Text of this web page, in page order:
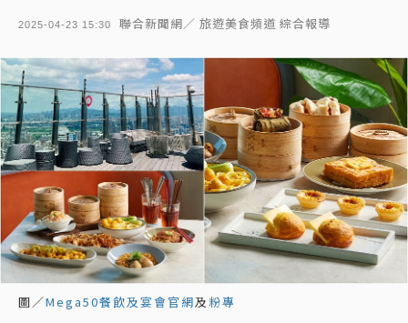
2025-04-23 15:30 聯合新聞網／ 旅遊美食頻道 綜合報導
圖／Mega50餐飲及宴會官網及粉專